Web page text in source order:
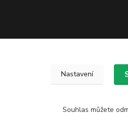
Nastavení
Souhlas můžete